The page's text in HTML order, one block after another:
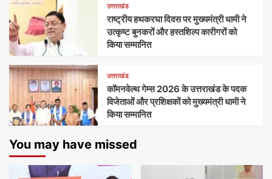
उत्तराखंड
राष्ट्रीय हथकरघा दिवस पर मुख्यमंत्री धामी ने
उत्कृष्ट बुनकरों और हस्तशिल्प कारीगरों को
किया सम्मानित
उत्तराखंड
कॉमनवेल्थ गेम्स 2026 के उत्तराखंड के पदक
विजेताओं और प्रशिक्षकों को मुख्यमंत्री धामी ने
किया सम्मानित
You may have missed